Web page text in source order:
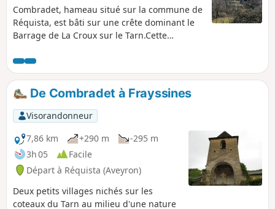
Combradet, hameau situé sur la commune de
Réquista, est bâti sur une crête dominant le
Barrage de La Croux sur le Tarn.Cette
points de vue sur la vallée du Tarn.
De Combradet à Frayssines
Visorandonneur
7,86 km
+290 m
-295 m
3h 05
Facile
Départ à Réquista (Aveyron)
Deux petits villages nichés sur les
coteaux du Tarn au milieu d'une nature